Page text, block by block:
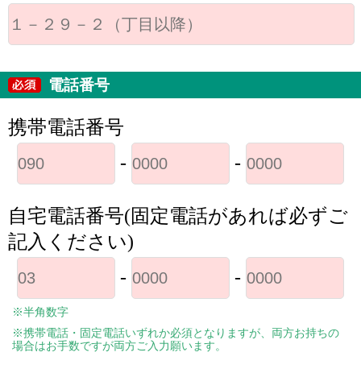
電話番号
携帯電話番号
-
-
自宅電話番号(固定電話があれば必ずご
記入ください)
-
-
※半角数字
※携帯電話・固定電話いずれか必須となりますが、両方お持ちの
場合はお手数ですが両方ご入力願います。